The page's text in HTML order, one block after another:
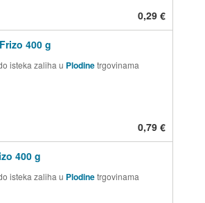
0,29 €
400 g
isteka zaliha u Plodinetrgovinama
0,79 €
400 g
isteka zaliha u Plodinetrgovinama